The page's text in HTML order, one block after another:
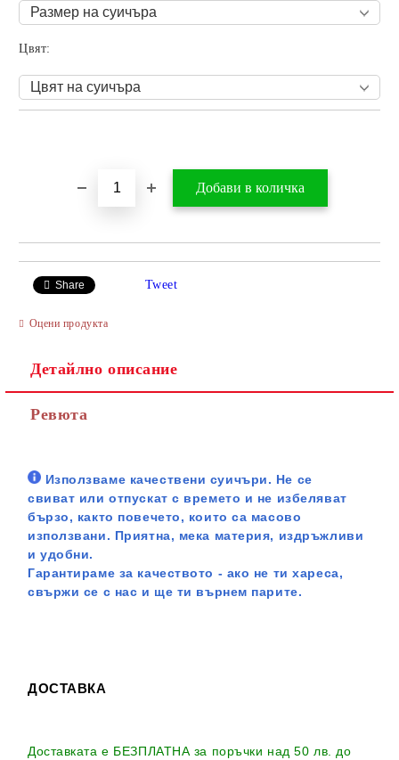
Цвят:
Share Tweet
Оцени продукта
Детайлно описание
Ревюта
Използваме качествени суичъри. Не се
свиват или отпускат с времето и не избеляват
бързо, както повечето, които са масово
използвани. Приятна, мека материя, издръжливи
и удобни.
Гарантираме за качеството - ако не ти хареса,
свържи се с нас и ще ти върнем парите.
ДОСТАВКА
Доставката е БЕЗПЛАТНА за поръчки над 50 лв. до